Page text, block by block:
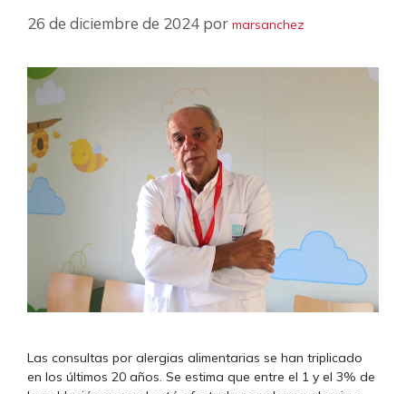
26 de diciembre de 2024 por marsanchez
Las consultas por alergias alimentarias se han triplicado
en los últimos 20 años. Se estima que entre el 1 y el 3% de